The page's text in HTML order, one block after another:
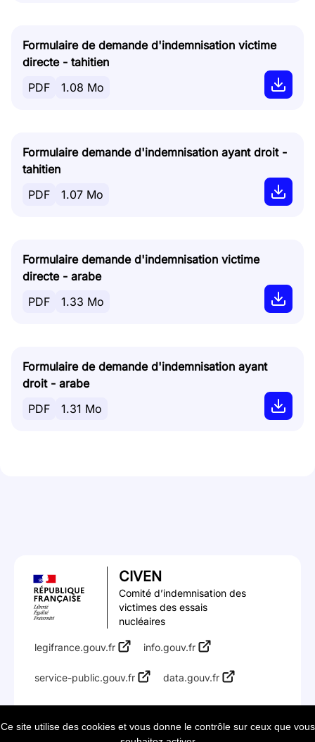
Ce site utilise des cookies et vous donne le contrôle sur ceux que vous
Formulaire de demande d'indemnisation victime
directe - tahitien
PDF
1.08 Mo
Formulaire demande d'indemnisation ayant droit -
tahitien
PDF
1.07 Mo
Formulaire demande d'indemnisation victime
directe - arabe
PDF
1.33 Mo
Formulaire de demande d'indemnisation ayant
droit - arabe
PDF
1.31 Mo
CIVEN
Comité d’indemnisation des
victimes des essais
nucléaires
legifrance.gouv.fr info.gouv.fr
service-public.gouv.fr data.gouv.fr
Accessibilité : partiellement conformeMentions légales